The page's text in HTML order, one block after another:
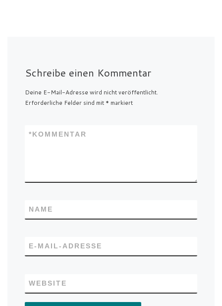
Schreibe einen Kommentar
Deine E-Mail-Adresse wird nicht veröffentlicht.
Erforderliche Felder sind mit * markiert
KOMMENTAR
*
NAME
E-MAIL-ADRESSE
WEBSITE